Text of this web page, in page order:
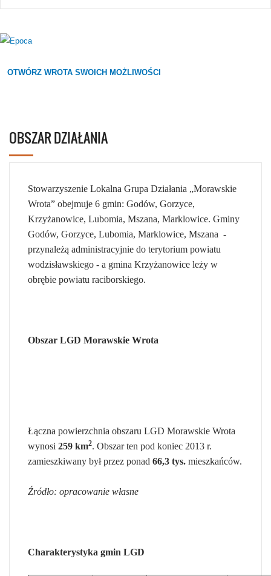
OTWÓRZ WROTA SWOICH MOŻLIWOŚCI
OBSZAR DZIAŁANIA
Stowarzyszenie Lokalna Grupa Działania „Morawskie
Wrota” obejmuje 6 gmin: Godów, Gorzyce,
Krzyżanowice, Lubomia, Mszana, Marklowice. Gminy
Godów, Gorzyce, Lubomia, Marklowice, Mszana -
przynależą administracyjnie do terytorium powiatu
wodzisławskiego - a gmina Krzyżanowice leży w
obrębie powiatu raciborskiego.
Obszar LGD Morawskie Wrota
Łączna powierzchnia obszaru LGD Morawskie Wrota
wynosi 259 km2. Obszar ten pod koniec 2013 r.
zamieszkiwany był przez ponad 66,3 tys. mieszkańców.
Źródło: opracowanie własne
Charakterystyka gmin LGD